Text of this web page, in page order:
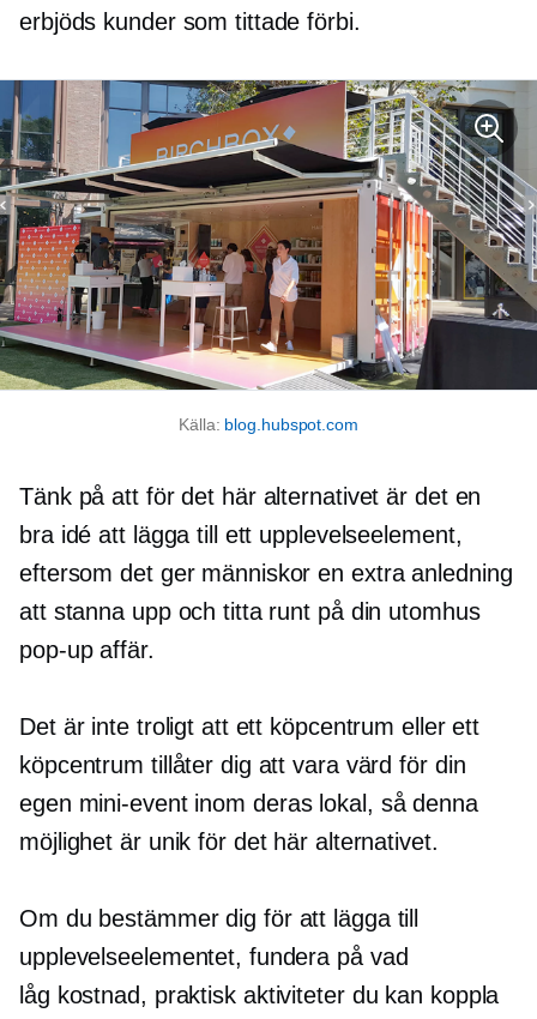
erbjöds kunder som tittade förbi.
Källa: blog.hubspot.com
Tänk på att för det här alternativet är det en
bra idé att lägga till ett upplevelseelement,
eftersom det ger människor en extra anledning
att stanna upp och titta runt på din utomhus
pop-upaffär.
Det är inte troligt att ett köpcentrum eller ett
köpcentrum tillåter dig att vara värd för din
egen mini-eventinom deras lokal, så denna
möjlighet är unik för det här alternativet.
Om du bestämmer dig för att lägga till
upplevelseelementet, fundera på vad
låg kostnad, praktiskaktiviteter du kan koppla